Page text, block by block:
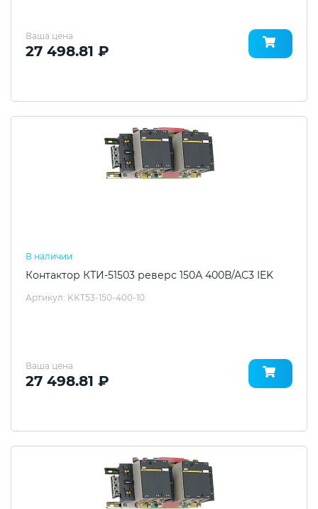
Ваша цена
27 498.81 ₽
В наличии
Контактор КТИ-51503 реверс 150А 400В/АС3 IEK
Артикул: KKT53-150-400-10
Ваша цена
27 498.81 ₽